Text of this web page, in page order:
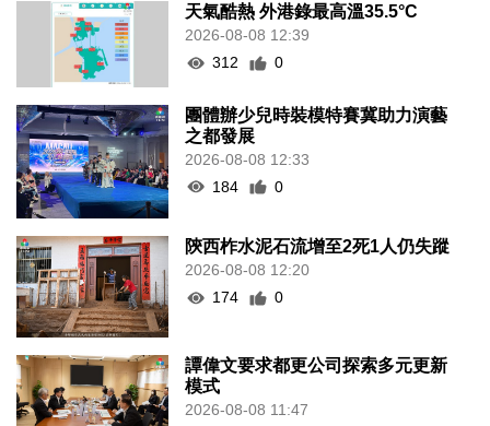
天氣酷熱 外港錄最高溫35.5°C
2026-08-08 12:39
312
0
團體辦少兒時裝模特賽冀助力演藝
之都發展
2026-08-08 12:33
184
0
陝西柞水泥石流增至2死1人仍失蹤
2026-08-08 12:20
174
0
譚偉文要求都更公司探索多元更新
模式
2026-08-08 11:47